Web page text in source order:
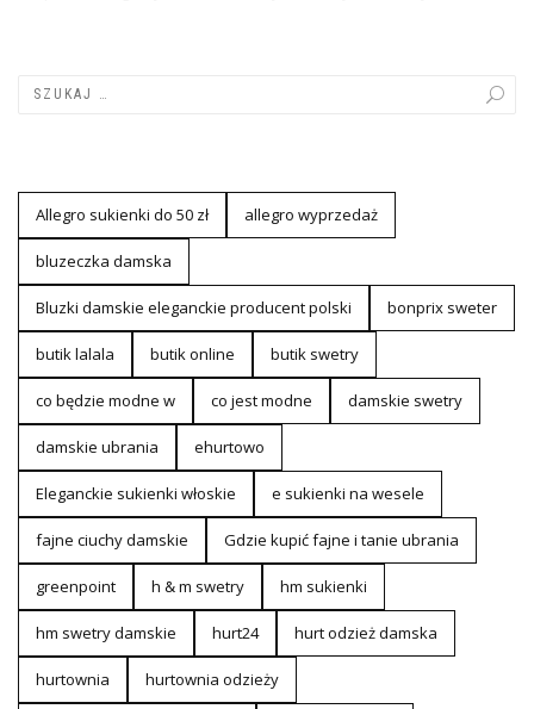
Allegro sukienki do 50 zł allegro wyprzedaż
bluzeczka damska
Bluzki damskie eleganckie producent polski bonprix sweter
butik lalala butik online butik swetry
co będzie modne w co jest modne damskie swetry
damskie ubrania ehurtowo
Eleganckie sukienki włoskie e sukienki na wesele
fajne ciuchy damskie Gdzie kupić fajne i tanie ubrania
greenpoint h & m swetry hm sukienki
hm swetry damskie hurt24 hurt odzież damska
hurtownia hurtownia odzieży